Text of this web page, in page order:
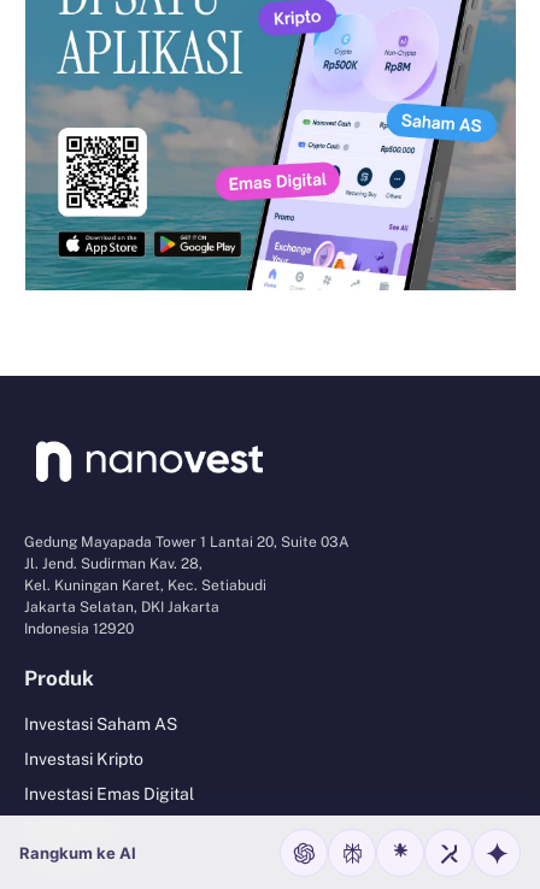
Gedung Mayapada Tower 1 Lantai 20, Suite 03A
Jl. Jend. Sudirman Kav. 28,
Kel. Kuningan Karet, Kec. Setiabudi
Jakarta Selatan, DKI Jakarta
Indonesia 12920
Produk
Investasi Saham AS
Investasi Kripto
Investasi Emas Digital
Institutions
Rangkum ke AI